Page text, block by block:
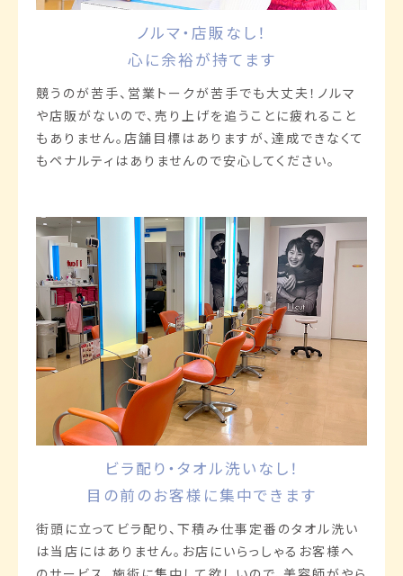
ノルマ・店販なし！
心に余裕が持てます
競うのが苦手、営業トークが苦手でも大丈夫！ノルマ
や店販がないので、売り上げを追うことに疲れること
もありません。店舗目標はありますが、達成できなくて
もペナルティはありませんので安心してください。
ビラ配り・タオル洗いなし！
目の前のお客様に集中できます
街頭に立ってビラ配り、下積み仕事定番のタオル洗い
は当店にはありません。お店にいらっしゃるお客様へ